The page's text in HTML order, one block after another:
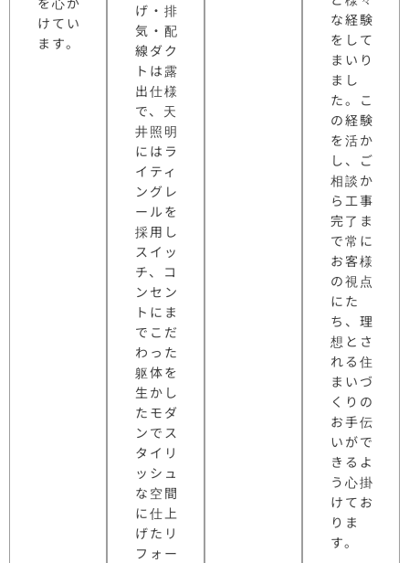
けてい
ます。
げ・排
気・配
線ダク
トは露
出仕様
で、天
井照明
にはラ
イティ
ングレ
ールを
採用し
スイッ
チ、コ
ンセン
トにま
でこだ
わった
躯体を
生かし
たモダ
ンでス
タイリ
ッシュ
な空間
に仕上
げたリ
フォー
な経験
をして
まいり
まし
た。こ
の経験
を活か
し、ご
相談か
ら工事
完了ま
で常に
お客様
の視点
にた
ち、理
想とさ
れる住
まいづ
くりの
お手伝
いがで
きるよ
う心掛
けてお
りま
す。